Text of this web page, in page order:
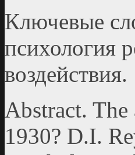
Ключевые
психология
воздействия.
Abstract.
1930? D.I.